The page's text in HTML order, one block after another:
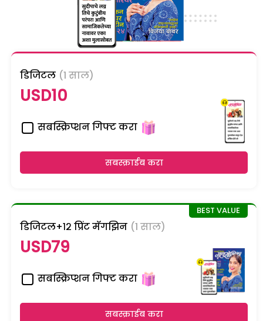
डिजिटल (1 साल)
USD10
सबस्क्रिप्शन गिफ्ट करा
सबस्क्राईब करा
डिजिटल+१२ प्रिंट मॅगझिन (1 साल)
USD79
सबस्क्रिप्शन गिफ्ट करा
सबस्क्राईब करा